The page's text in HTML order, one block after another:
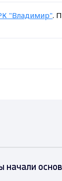
"Владимир".
начали